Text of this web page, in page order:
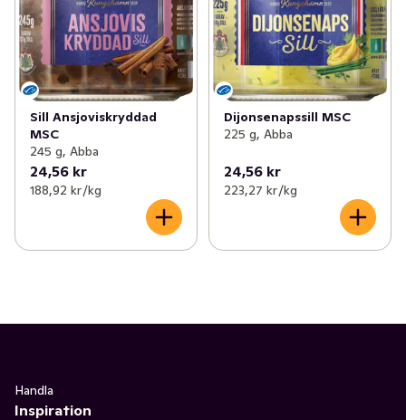
Sill Ansjoviskryddad
MSC
245 g, Abba
24,56 kr
188,92 kr /kg
Dijonsenapssill MSC
225 g, Abba
24,56 kr
223,27 kr /kg
Handla
Inspiration